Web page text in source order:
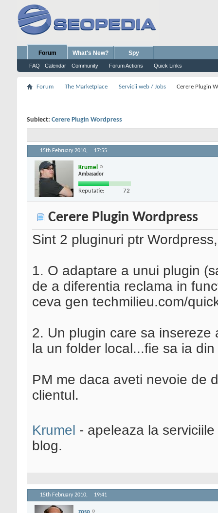
Forum
FAQ Calendar Community Forum Actions Quick Links
What's New? Spy
Forum The Marketplace Servicii web / Jobs Cerere Plugin
Subiect: Cerere Plugin Wordpress
15th February 2010, 17:55
Krumel
Ambasador
Reputatie: 72
Cerere Plugin Wordpress
Sint 2 pluginuri ptr
1. O adaptare a unui plugin
de a diferentia reclama in
ceva gen techmilieu.com/
2. Un plugin care sa
la un folder local...fie sa ia din
PM me daca aveti nevoie de
clientul.
Krumel - apeleaza la
blog.
15th February 2010, 19:41
zoso